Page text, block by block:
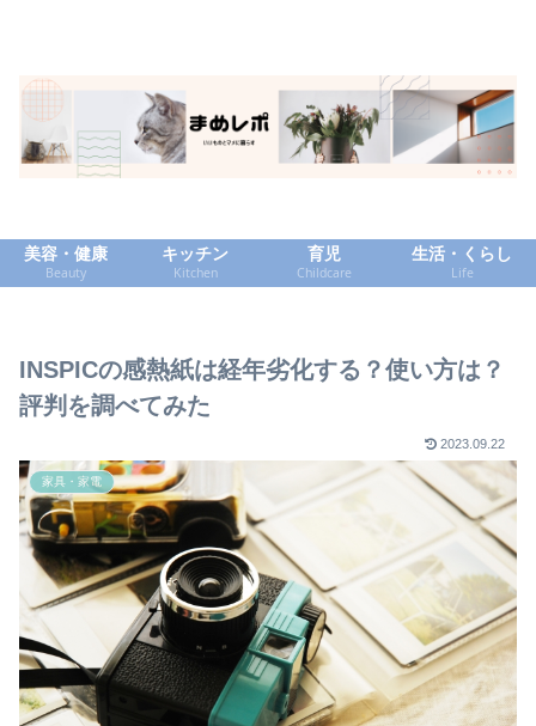
美容・健康
Beauty
キッチン
Kitchen
育児
Childcare
生活・くらし
Life
INSPICの感熱紙は経年劣化する？使い方は？
評判を調べてみた
2023.09.22
家具・家電